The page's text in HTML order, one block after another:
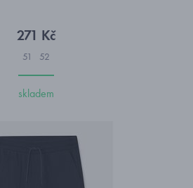
271 Kč
51 52
skladem